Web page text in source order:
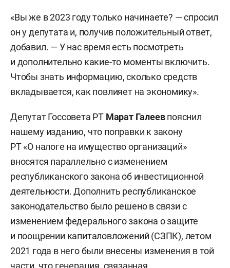
«Вы же в 2023 году только начинаете? — спросил
он у депутата и, получив положительный ответ,
добавил. — У нас время есть посмотреть
и дополнительно какие-то моменты включить.
Чтобы знать информацию, сколько средств
вкладывается, как повлияет на экономику».
Депутат Госсовета РТ Марат Галеевпояснил
нашему изданию, что поправки к закону
РТ «О налоге на имущество организаций»
вносятся параллельно с изменением
республиканского закона об инвестиционной
деятельности. Дополнить республиканское
законодательство было решено в связи с
изменением федерального закона о защите
и поощрении капиталовложений (СЗПК), летом
2021 года в него были внесены изменения в той
части, что генерация, связанная